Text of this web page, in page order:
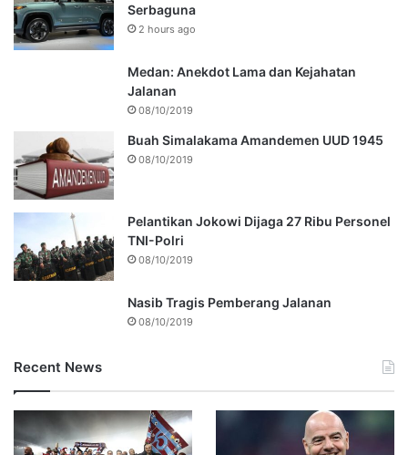
Serbaguna
2 hours ago
Medan: Anekdot Lama dan Kejahatan
Jalanan
08/10/2019
Buah Simalakama Amandemen UUD 1945
08/10/2019
Pelantikan Jokowi Dijaga 27 Ribu Personel
TNI-Polri
08/10/2019
Nasib Tragis Pemberang Jalanan
08/10/2019
Recent News